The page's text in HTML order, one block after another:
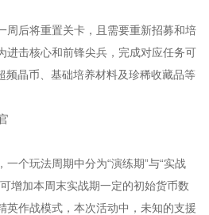
周后将重置关卡，且需要重新招募和培
进击核心和前锋尖兵，完成对应任务可
频晶币、基础培养材料及珍稀收藏品等
个玩法周期中分为“演练期”与“实战
增加本周末实战期一定的初始货币数
英作战模式，本次活动中，未知的支援